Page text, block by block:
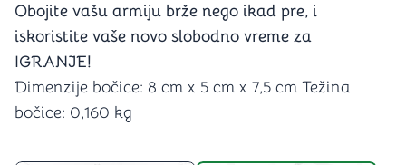
Obojite vašu armiju brže nego ikad pre, i
iskoristite vaše novo slobodno vreme za
IGRANJE!
Dimenzije bočice: 8 cm x 5 cm x 7,5 cm Težina
bočice: 0,160 kg